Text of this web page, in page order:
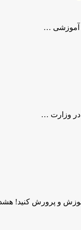
در وزارت …
و پرورش کنید!